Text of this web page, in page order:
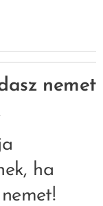
nemet
ha